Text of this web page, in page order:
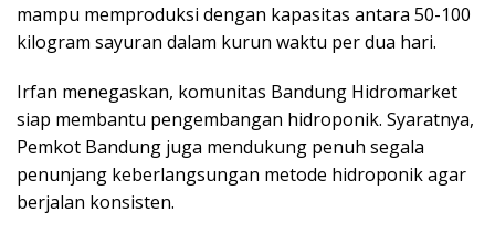
mampu memproduksi dengan kapasitas antara 50-100
kilogram sayuran dalam kurun waktu per dua hari.
Irfan menegaskan, komunitas Bandung Hidromarket
siap membantu pengembangan hidroponik. Syaratnya,
Pemkot Bandung juga mendukung penuh segala
penunjang keberlangsungan metode hidroponik agar
berjalan konsisten.